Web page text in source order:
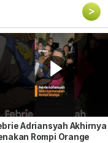
>
Adriansyah Akhirnya
Rompi Orange